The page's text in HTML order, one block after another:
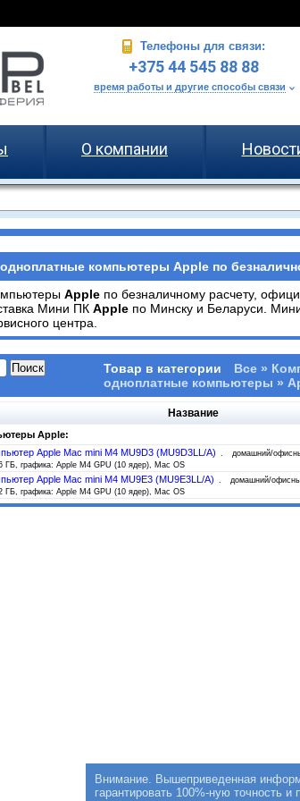
Телефоны для связи:
+375 44 545 88 88
время работы и другие способы связи
О компании
компьютеры Apple по
Apple по безналичному расчету,
Мини ПК Apple по Минску и Беларуси.
центра.
Товар в категории
Все »
одноплатные компьютеры »
Название
Apple:
Apple Mac mini M4 MU9D3 (MU9D3LL/A)
домашний/
ГБ, графика: Apple M4 GPU (10 ядер), Mac OS
Apple Mac mini M4 MU9E3 (MU9E3LL/A)
домашний/
ГБ, графика: Apple M4 GPU (10 ядер), Mac OS
Внимание. Вышеприведенная
гарантировать 100%-ную точность